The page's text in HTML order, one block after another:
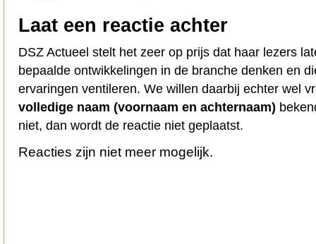
Laat een reactie achter
DSZ Actueel stelt het zeer op prijs dat haar lezers
bepaalde ontwikkelingen in de branche denken en
ervaringen ventileren. We willen daarbij echter wel
volledige naam (voornaam en achternaam)
niet, dan wordt de reactie niet geplaatst.
Reacties zijn niet meer mogelijk.